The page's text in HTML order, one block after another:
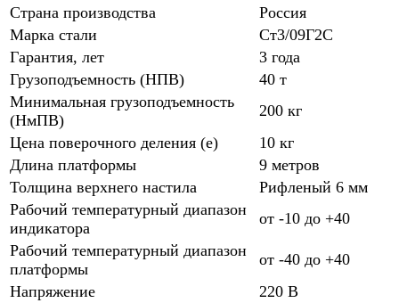
Страна производства
Россия
Марка стали
Ст3/09Г2С
Гарантия, лет
3 года
Грузоподъемность (НПВ)
40 т
Минимальная грузоподъемность
(НмПВ)
200 кг
Цена поверочного деления (е)
10 кг
Длина платформы
9 метров
Толщина верхнего настила
Рифленый 6 мм
Рабочий температурный диапазон
индикатора
от -10 до +40
Рабочий температурный диапазон
платформы
от -40 до +40
Напряжение
220 В